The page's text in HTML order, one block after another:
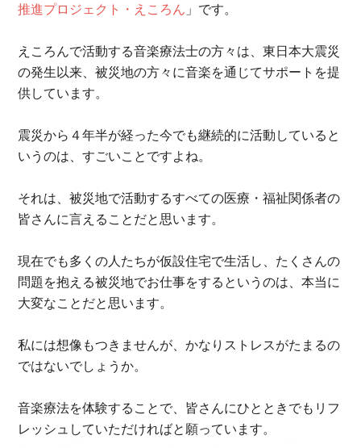
推進プロジェクト・えころん 」です。
えころんで活動する音楽療法士の方々は、東日本大震災
の発生以来、被災地の方々に音楽を通じてサポートを提
供しています。
震災から４年半が経った今でも継続的に活動していると
いうのは、すごいことですよね。
それは、被災地で活動するすべての医療・福祉関係者の
皆さんに言えることだと思います。
現在でも多くの人たちが仮設住宅で生活し、たくさんの
問題を抱える被災地でお仕事をするというのは、本当に
大変なことだと思います。
私には想像もつきませんが、かなりストレスがたまるの
ではないでしょうか。
音楽療法を体験することで、皆さんにひとときでもリフ
レッシュしていただければと願っています。